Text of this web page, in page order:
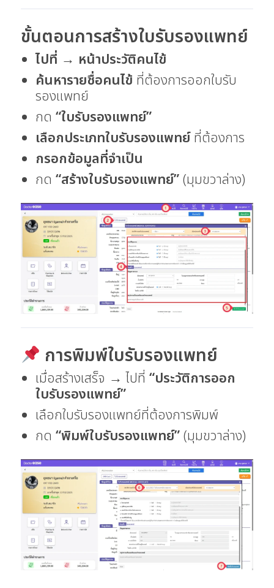
ขั้นตอนการสร้างใบรับรองแพทย์
ไปที่ → หน้าประวัติคนไข้
ค้นหารายชื่อคนไข้ ที่ต้องการออกใบรับ
รองแพทย์
กด “ใบรับรองแพทย์”
เลือกประเภทใบรับรองแพทย์ที่ต้องการ
กรอกข้อมูลที่จำเป็น
กด “สร้างใบรับรองแพทย์”(มุมขวาล่าง)
การพิมพ์ใบรับรองแพทย์
เมื่อสร้างเสร็จ → ไปที่ “ประวัติการออก
ใบรับรองแพทย์”
เลือกใบรับรองแพทย์ที่ต้องการพิมพ์
กด “พิมพ์ใบรับรองแพทย์”(มุมขวาล่าง)